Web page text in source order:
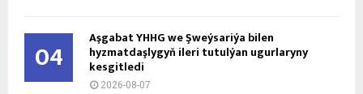
04 Aşgabat ÝHHG we Şweýsariýa bilen
hyzmatdaşlygyň ileri tutulýan ugurlaryny
kesgitledi
2026-08-07